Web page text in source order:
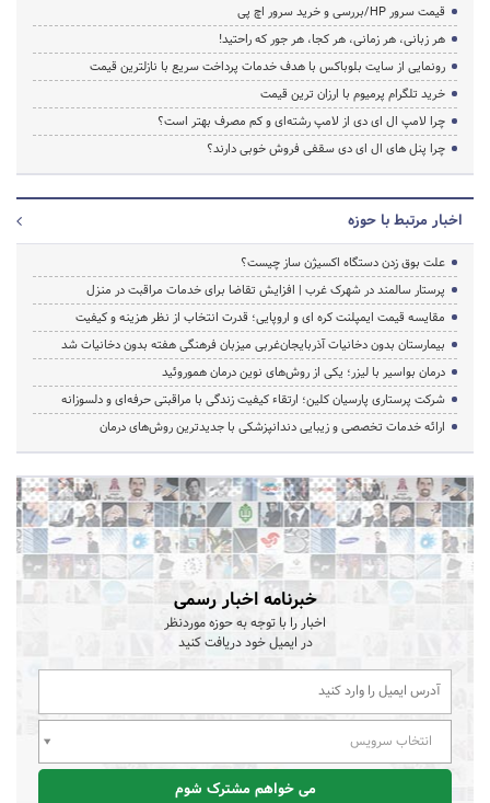
قیمت سرور HP/بررسی و خرید سرور اچ پی
هر زبانی، هر زمانی، هر کجا، هر جور که راحتید!
رونمایی از سایت بلوباکس با هدف خدمات پرداخت سریع با نازلترین قیمت
خرید تلگرام پرمیوم با ارزان ترین قیمت
چرا لامپ ال ای دی از لامپ رشته‌ای و کم مصرف بهتر است؟
چرا پنل های ال ای دی سقفی فروش خوبی دارند؟
اخبار مرتبط با حوزه
علت بوق زدن دستگاه اکسیژن ساز چیست؟
پرستار سالمند در شهرک غرب | افزایش تقاضا برای خدمات مراقبت در منزل
مقایسه قیمت ایمپلنت کره ای و اروپایی؛ قدرت انتخاب از نظر هزینه و کیفیت
بیمارستان بدون دخانیات آذربایجان‌غربی میزبان فرهنگی هفته بدون دخانیات شد
درمان بواسیر با لیزر؛ یکی از روش‌های نوین درمان هموروئید
شرکت پرستاری پارسیان کلین؛ ارتقاء کیفیت زندگی با مراقبتی حرفه‌ای و دلسوزانه
ارائه خدمات تخصصی و زیبایی دندانپزشکی با جدیدترین روش‌های درمان
خبرنامه اخبار رسمی
اخبار را با توجه به حوزه موردنظر
در ایمیل خود دریافت کنید
انتخاب سرویس
می خواهم مشترک شوم